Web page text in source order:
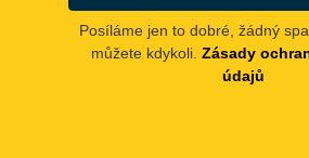
Posíláme jen to dobré, žádný
můžete kdykoli. Zásady
údajů